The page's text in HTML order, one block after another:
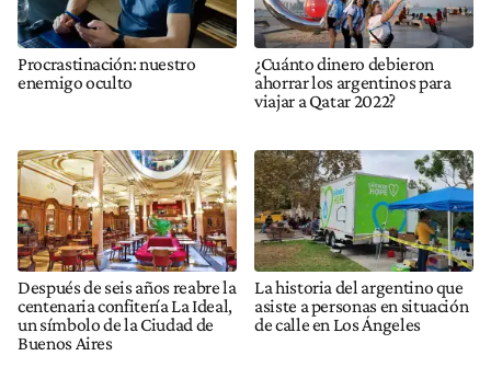
Procrastinación: nuestro
enemigo oculto
¿Cuánto dinero debieron
ahorrar los argentinos para
viajar a Qatar 2022?
Después de seis años reabre la
centenaria confitería La Ideal,
un símbolo de la Ciudad de
Buenos Aires
La historia del argentino que
asiste a personas en situación
de calle en Los Ángeles